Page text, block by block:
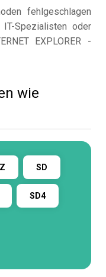
fehlgeschlagen
Spezialisten oder
EXPLORER -
wie
SD
SD4